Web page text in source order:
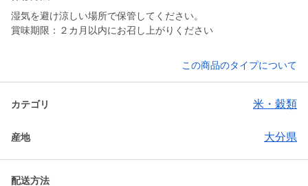
湿気を避け涼しい場所で保管してください。
賞味期限：２カ月以内にお召し上がりください
この商品のタイプについて
カテゴリ 米・穀類
産地 大分県
配送方法